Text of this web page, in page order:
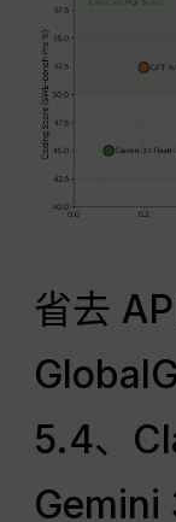
省去
5.4、
Gemini